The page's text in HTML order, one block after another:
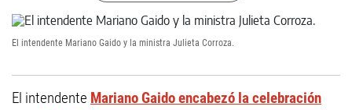
El intendente Mariano Gaido y la ministra Julieta Corroza.
El intendente Mariano Gaido encabezó la celebración